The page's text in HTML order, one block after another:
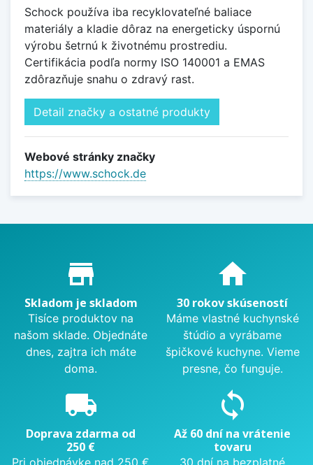
Schock používa iba recyklovateľné baliace
materiály a kladie dôraz na energeticky úspornú
výrobu šetrnú k životnému prostrediu.
Certifikácia podľa normy ISO 140001 a EMAS
zdôrazňuje snahu o zdravý rast.
Detail značky a ostatné produkty
Webové stránky značky
https://www.schock.de
Proč nakupovat u nás?
store_mall_directory
Skladom je skladom
Tisíce produktov na
našom sklade. Objednáte
dnes, zajtra ich máte
doma.
home
30 rokov skúseností
Máme vlastné kuchynské
štúdio a vyrábame
špičkové kuchyne. Vieme
presne, čo funguje.
local_shipping
Doprava zdarma od
250 €
sync
Až 60 dní na vrátenie
tovaru